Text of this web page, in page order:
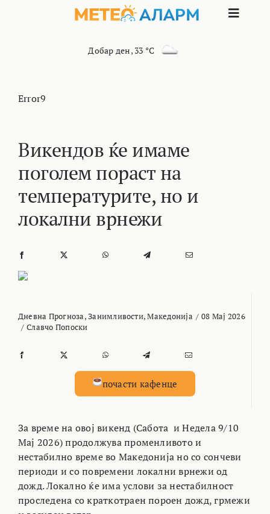
Toggle
КОНТАКТ
Добар ден, 33 °C
Error9
Викендов ќе имаме
поголем пораст на
температурите, но и
локални врнежи
Дневна Прогноза,Занимливости,Македонија / 08 Мај 2026
/ Славчо Попоски
почасти кафенце
За време на овој викенд (Сабота и Недела 9/10
Мај 2026) продолжува променливото и
нестабилно време во Македонија но со сончеви
периоди и со повремени локални врнежи од
дожд. Локално ќе има услови за нестабилност
проследена со краткотраен пороен дожд, грмежи